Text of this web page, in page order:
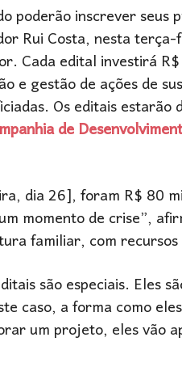
poderão inscrever seus
Rui Costa, nesta
Cada edital investirá
e gestão de ações de
Os editais estarão
de
dia 26], foram R$ 80
momento de crise”,
familiar, com
são especiais. Eles
caso, a forma como
um projeto, eles vão